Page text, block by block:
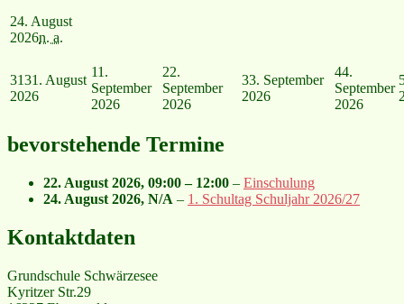
24. August
2026n. a.
3131. August
2026
11.
September
2026
22.
September
2026
33. September
2026
44.
September
2026
bevorstehende Termine
22. August 2026, 09:00 – 12:00 – Einschulung
24. August 2026, N/A – 1. Schultag Schuljahr 2026/27
Kontaktdaten
Grundschule Schwärzesee
Kyritzer Str.29